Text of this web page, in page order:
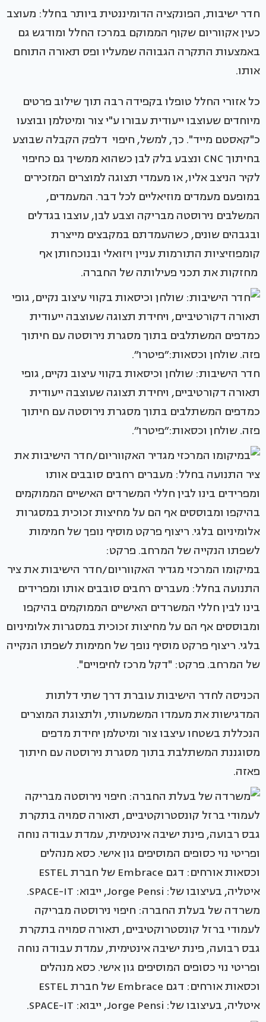
חדר ישיבות, הפונקציה הדומיננטית ביותר בחלל: מעוצב
כעין אקווריום שקוף הממוקם במרכז החלל ומודגש גם
באמצעות התקרה הגבוהה שמעליו ופס תאורה התוחם
אותו.
כל אזורי החלל טופלו בקפידה רבה תוך שילוב פרטים
מיוחדים שעוצבו ייעודית עבורו ע"י צור ומיטלמן ובוצעו
כ"קאסטם מייד". כך, למשל, חיפוי דלפק הקבלה שבוצע
בחיתוך CNC ונצבע בלק לבן כשהוא ממשיך גם כחיפוי
לקיר הניצב אליו, או מעמדי תצוגה למוצרים המזכירים
במופעם מעמדים מוזיאליים לכל דבר. המעמדים,
המשלבים נירוסטה מבריקה וצבע לבן, עוצבו בגדלים
ובגבהים שונים, כשהעמדתם במקבצים מייצרת
קומפוזיציות התורמות עניין ויזואלי ובנוכחותן אף
מחזקות את תכני פעילותה של החברה.
חדר הישיבות: שולחן וכיסאות בקווי עיצוב נקיים, גופי
תאורה דקורטיביים, ויחידת תצוגה שעוצבה ייעודית
כמדפים המשתלבים בתוך מסגרת נירוסטה עם חיתוך
פזה. שולחן וכסאות:״פיטרו״.
במיקומו המרכזי מגדיר האקווריום/חדר הישיבות את ציר
התנועה בחלל: מעברים רחבים סובבים אותו ומפרידים
בינו לבין חללי המשרדים האישיים הממוקמים בהיקפו
ומבוססים אף הם על מחיצות זכוכית במסגרות אלומיניום
בלגי. ריצוף פרקט מוסיף נופך של חמימות לשפתו הנקייה
של המרחב. פרקט: "דקל מרכז לחיפויים".
הכניסה לחדר הישיבות עוברת דרך שתי דלתות
המדגישות את מעמדו המשמעותי, ולתצוגת המוצרים
הנכללת בשטחו עיצבו צור ומיטלמן יחידת מדפים
מסוגננת המשתלבת בתוך מסגרת נירוסטה עם חיתוך
פאזה.
משרדה של בעלת החברה: חיפוי נירוסטה מבריקה
לעמודי ברזל קונסטרוקטיביים, תאורה סמויה בתקרת
גבס רבועה, פינת ישיבה אינטימית, עמדת עבודה נוחה
ופריטי נוי כסופים המוסיפים גון אישי. כסא מנהלים
וכסאות אורחים: דגם Embrace של חברת ESTEL
איטליה, בעיצובו של: Jorge Pensi, ייבוא: SPACE-IT.